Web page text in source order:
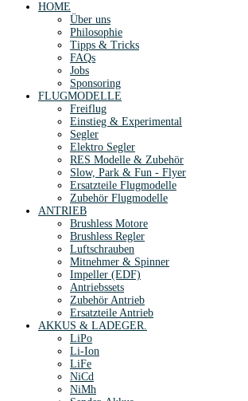
HOME
Über uns
Philosophie
Tipps & Tricks
FAQs
Jobs
Sponsoring
FLUGMODELLE
Freiflug
Einstieg & Experimental
Segler
Elektro Segler
RES Modelle & Zubehör
Slow, Park & Fun - Flyer
Ersatzteile Flugmodelle
Zubehör Flugmodelle
ANTRIEB
Brushless Motore
Brushless Regler
Luftschrauben
Mitnehmer & Spinner
Impeller (EDF)
Antriebssets
Zubehör Antrieb
Ersatzteile Antrieb
AKKUS & LADEGER.
LiPo
Li-Ion
LiFe
NiCd
NiMh